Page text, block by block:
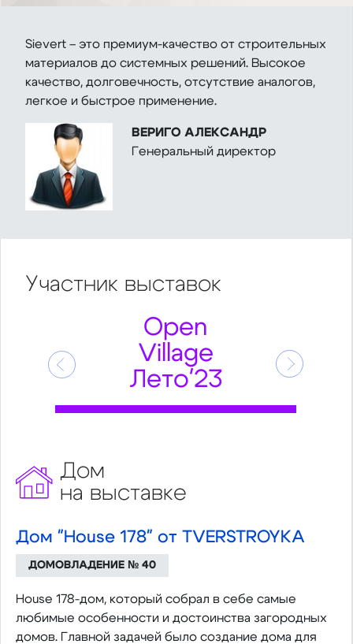
Sievert – это премиум-качество от строительных
материалов до системных решений. Высокое
качество, долговечность, отсутствие аналогов,
легкое и быстрое применение.
ВЕРИГО АЛЕКСАНДР
Генеральный директор
Участник выставок
Open
Village
Лето'23
Предыдущий
Дом
на выставке
Дом "House 178" от TVERSTROYKA
ДОМОВЛАДЕНИЕ № 40
House 178-дом, который собрал в себе самые
любимые особенности и достоинства загородных
домов. Главной задачей было создание дома для